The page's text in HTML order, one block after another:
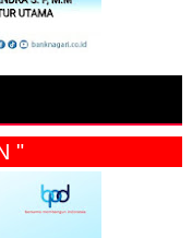
" IKLAN "